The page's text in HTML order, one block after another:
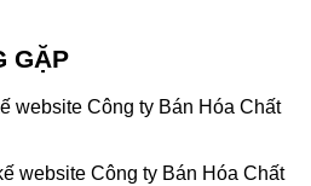
GẶP
website Công ty Bán Hóa Chất
website Công ty Bán Hóa Chất